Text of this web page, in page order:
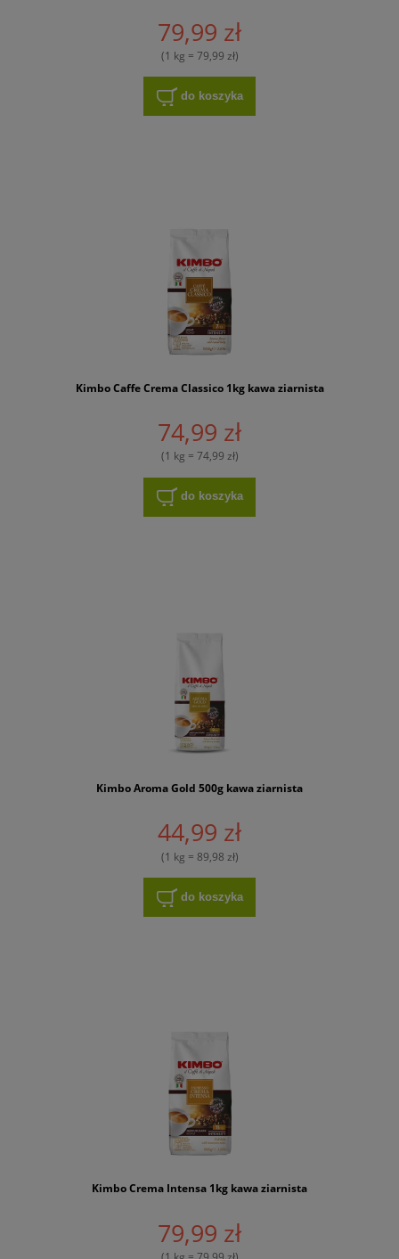
79,99 zł
(1 kg = 79,99 zł)
do koszyka
Kimbo Caffe Crema Classico 1kg kawa ziarnista
74,99 zł
(1 kg = 74,99 zł)
do koszyka
Kimbo Aroma Gold 500g kawa ziarnista
44,99 zł
(1 kg = 89,98 zł)
do koszyka
Kimbo Crema Intensa 1kg kawa ziarnista
79,99 zł